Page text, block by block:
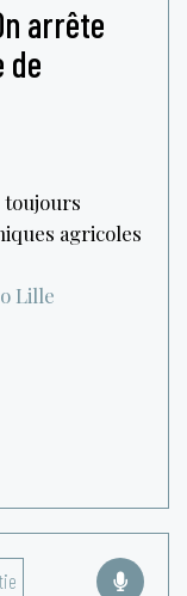
arrête
de
agricoles
Lille